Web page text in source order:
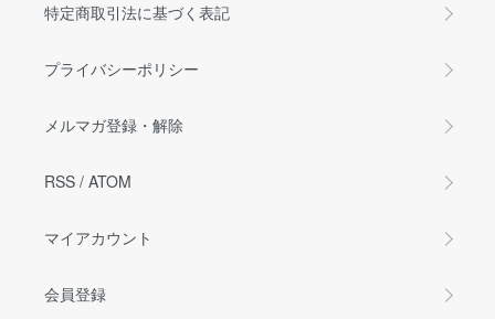
特定商取引法に基づく表記
プライバシーポリシー
メルマガ登録・解除
RSS / ATOM
マイアカウント
会員登録